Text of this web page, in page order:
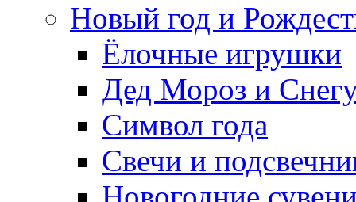
Новый год и
Ёлочные игрушки
Дед Мороз и
Символ года
Свечи и